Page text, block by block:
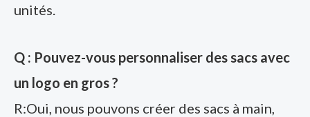
unités.
Q : Pouvez-vous personnaliser des sacs avec
un logo en gros ?
R:Oui, nous pouvons créer des sacs à main,